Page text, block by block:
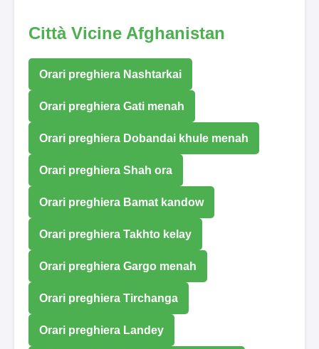
Città Vicine Afghanistan
Orari preghiera Nashtarkai
Orari preghiera Gati menah
Orari preghiera Dobandai khule menah
Orari preghiera Shah ora
Orari preghiera Bamat kandow
Orari preghiera Takhto kelay
Orari preghiera Gargo menah
Orari preghiera Tirchanga
Orari preghiera Landey